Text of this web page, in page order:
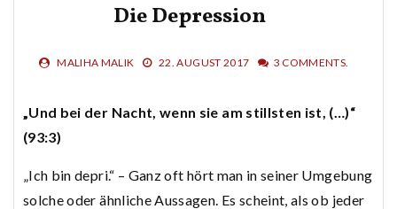
Die Depression
MALIHA MALIK 22. AUGUST 2017 3 COMMENTS.
„Und bei der Nacht, wenn sie am stillsten ist, (…)“
(93:3)
„Ich bin depri.“ – Ganz oft hört man in seiner Umgebung
solche oder ähnliche Aussagen. Es scheint, als ob jeder